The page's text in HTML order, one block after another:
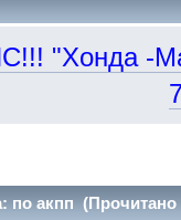
"Хонда -
по акпп (Прочитано